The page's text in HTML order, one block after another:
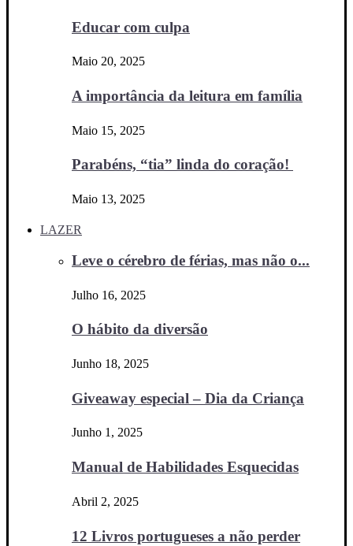
Educar com culpa
Maio 20, 2025
A importância da leitura em família
Maio 15, 2025
Parabéns, “tia” linda do coração!
Maio 13, 2025
LAZER
Leve o cérebro de férias, mas não o...
Julho 16, 2025
O hábito da diversão
Junho 18, 2025
Giveaway especial – Dia da Criança
Junho 1, 2025
Manual de Habilidades Esquecidas
Abril 2, 2025
12 Livros portugueses a não perder